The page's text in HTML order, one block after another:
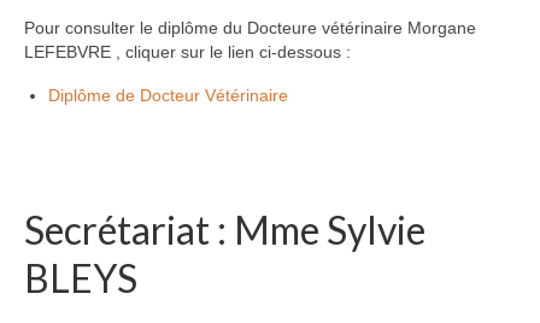
Pour consulter le diplôme du Docteure vétérinaire Morgane
LEFEBVRE , cliquer sur le lien ci-dessous :
Diplôme de Docteur Vétérinaire
Secrétariat : Mme Sylvie
BLEYS